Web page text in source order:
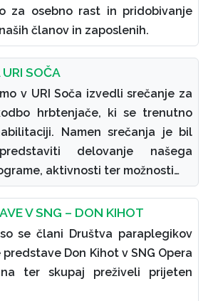
za osebno rast in pridobivanje
članov in zaposlenih.
SOČA
v URI Soča izvedli srečanje za
hrbtenjače, ki se trenutno
Namen srečanja je bil
delovanje našega
aktivnosti ter možnosti…
V SNG – DON KIHOT
se člani Društva paraplegikov
Don Kihot v SNG Opera
ter skupaj preživeli prijeten